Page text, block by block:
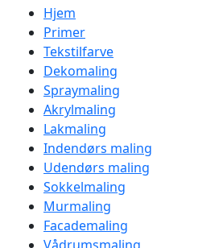
Hjem
Primer
Tekstilfarve
Dekomaling
Spraymaling
Akrylmaling
Lakmaling
Indendørs maling
Udendørs maling
Sokkelmaling
Murmaling
Facademaling